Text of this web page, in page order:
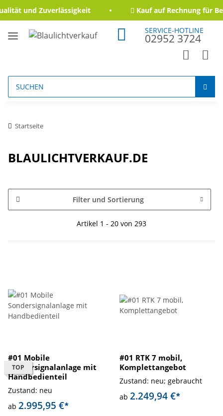
und Zuverlässigkeit Kauf auf Rechnung für
SERVICE-HOTLINE
02952 3724
Startseite
BLAULICHTVERKAUF.DE
Filter und Sortierung
Artikel 1 - 20 von 293
TOP
#01 Mobile
Sondersignalanlage mit
Handbedienteil
Zustand: neu
ab 2.995,95 €*
#01 RTK 7 mobil,
Komplettangebot
Zustand: neu; gebraucht
ab 2.249,94 €*